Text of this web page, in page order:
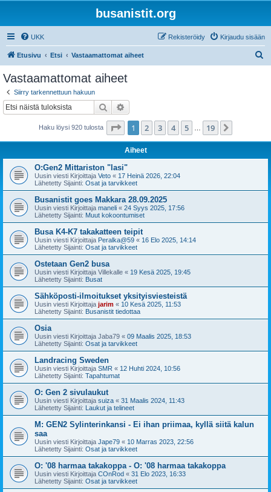
busanistit.org
UKK Kirjaudu sisään
Rekisteröidy
Etusivu Etsi Vastaamattomat aiheet
Vastaamattomat aiheet
Siirry tarkennettuun hakuun
Etsi
Haku löysi 920 tulosta Sivu /19
1 2 3 4 5 19
Aiheet
O:Gen2 Mittariston "lasi"
Uusin viesti Kirjoittaja Veto « 17 Heinä 2026, 22:04
Lähetetty Sijainti: Osat ja tarvikkeet
Busanistit goes Makkara 28.09.2025
Uusin viesti Kirjoittaja maneli « 24 Syys 2025, 17:56
Lähetetty Sijainti: Muut kokoontumiset
Busa K4-K7 takakatteen teipit
Uusin viesti Kirjoittaja Peralka@59 « 16 Elo 2025, 14:14
Lähetetty Sijainti: Osat ja tarvikkeet
Ostetaan Gen2 busa
Uusin viesti Kirjoittaja Villekalle « 19 Kesä 2025, 19:45
Lähetetty Sijainti: Busat
Sähköposti-ilmoitukset yksityisviesteistä
Uusin viesti Kirjoittaja jarim « 10 Kesä 2025, 11:53
Lähetetty Sijainti: Busanistit tiedottaa
Osia
Uusin viesti Kirjoittaja Jaba79 « 09 Maalis 2025, 18:53
Lähetetty Sijainti: Osat ja tarvikkeet
Landracing Sweden
Uusin viesti Kirjoittaja SMR « 12 Huhti 2024, 10:56
Lähetetty Sijainti: Tapahtumat
O: Gen 2 sivulaukut
Uusin viesti Kirjoittaja suiza « 31 Maalis 2024, 11:43
Lähetetty Sijainti: Laukut ja telineet
M: GEN2 Sylinterinkansi - Ei ihan priimaa, kyllä siitä kalun
saa
Uusin viesti Kirjoittaja Jape79 « 10 Marras 2023, 22:56
Lähetetty Sijainti: Osat ja tarvikkeet
O: '08 harmaa takakoppa - O: '08 harmaa takakoppa
Uusin viesti Kirjoittaja COnRod « 31 Elo 2023, 16:33
Lähetetty Sijainti: Osat ja tarvikkeet